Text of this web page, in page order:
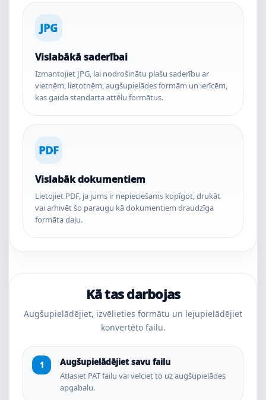
JPG
Vislabākā saderībai
Izmantojiet JPG, lai nodrošinātu plašu saderību ar
vietnēm, lietotnēm, augšupielādes formām un ierīcēm,
kas gaida standarta attēlu formātus.
PDF
Vislabāk dokumentiem
Lietojiet PDF, ja jums ir nepieciešams kopīgot, drukāt
vai arhivēt šo paraugu kā dokumentiem draudzīga
formāta daļu.
Kā tas darbojas
Augšupielādējiet, izvēlieties formātu un lejupielādējiet
konvertēto failu.
Augšupielādējiet savu failu
Atlasiet PAT failu vai velciet to uz augšupielādes
apgabalu.